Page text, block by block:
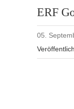
ERF
05.